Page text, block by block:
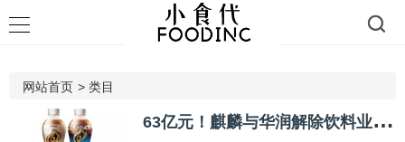
网站首页 > 类目
6
3亿元！麒麟与华润解除饮料业务合资，这个新买家将牵手怡宝